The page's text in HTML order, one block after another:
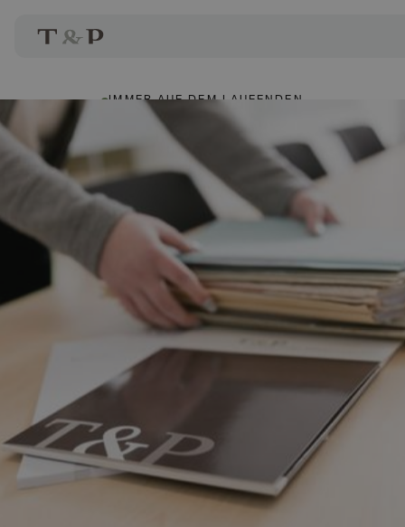
IMMER AUF DEM LAUFENDEN
Christoph Treml
Hitzefrei am Arbeitsplatz - Im Sommer fragen sich viele, ob es